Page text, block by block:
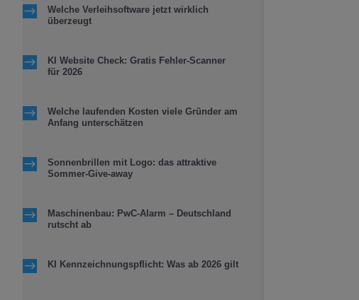
$
Welche Verleihsoftware jetzt wirklich
überzeugt
$
KI Website Check: Gratis Fehler-Scanner
für 2026
$
Welche laufenden Kosten viele Gründer am
Anfang unterschätzen
$
Sonnenbrillen mit Logo: das attraktive
Sommer-Give-away
$
Maschinenbau: PwC-Alarm – Deutschland
rutscht ab
$ KI Kennzeichnungspflicht: Was ab 2026 gilt